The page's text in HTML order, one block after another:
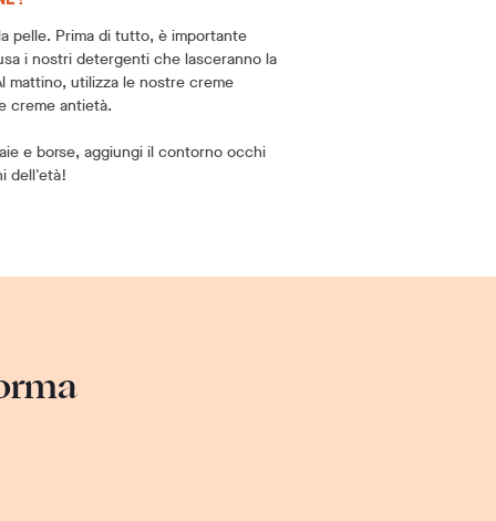
pelle. Prima di tutto, è importante
i nostri detergenti che lasceranno la
mattino, utilizza le nostre creme
creme antietà.
e borse, aggiungi il contorno occhi
dell'età!